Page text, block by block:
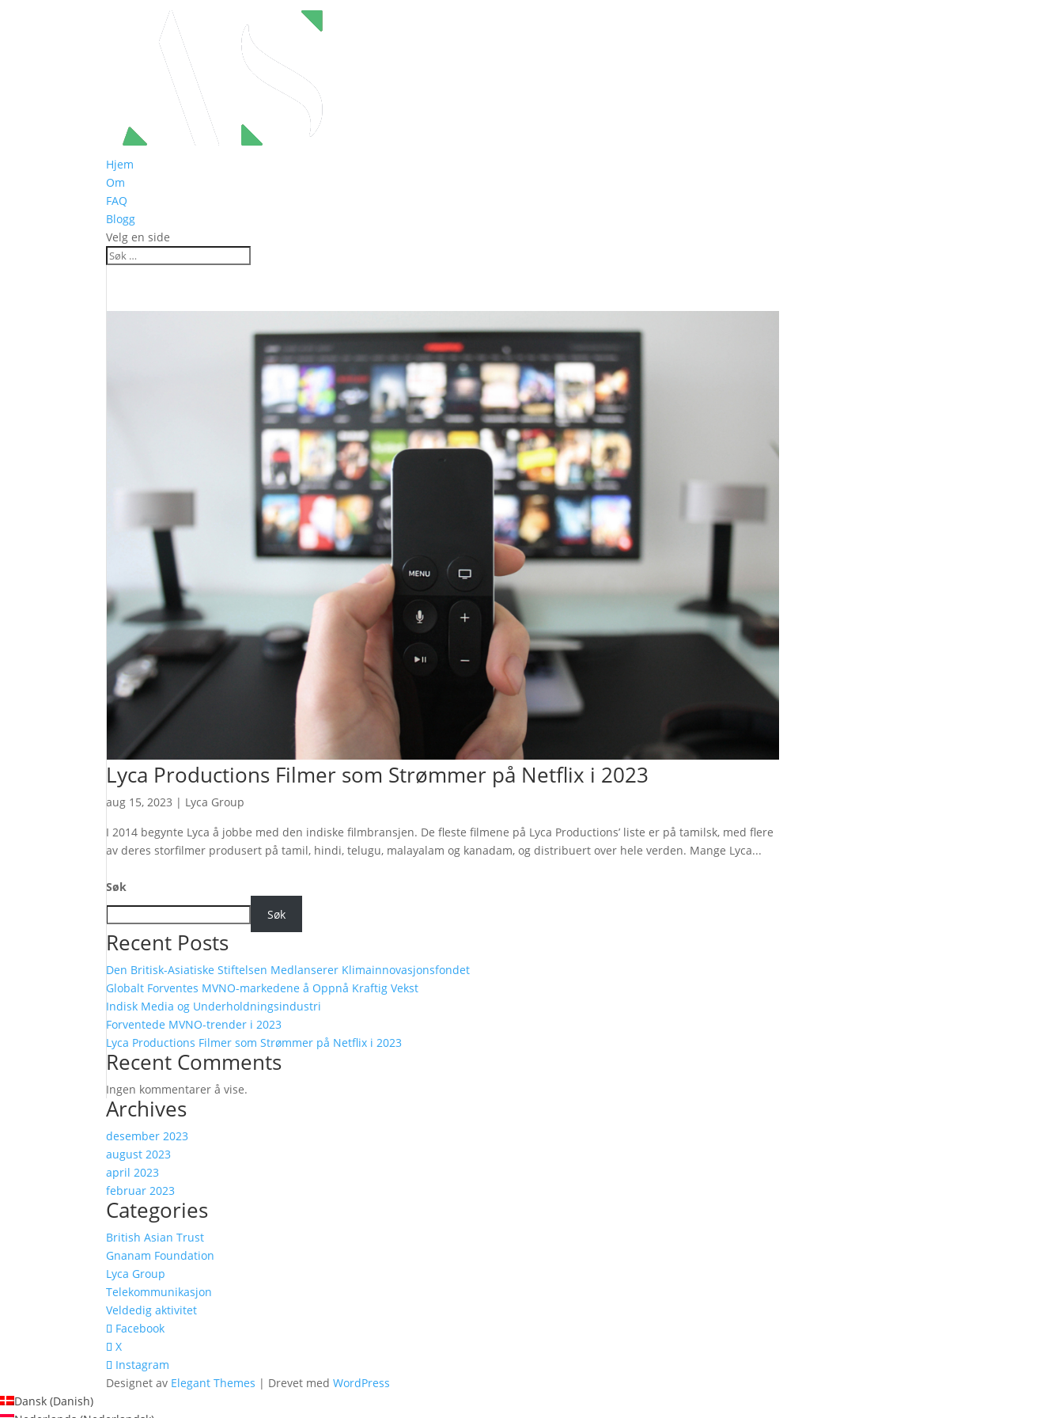
Hjem
Om
FAQ
Blogg
Velg en side
Lyca Productions Filmer som Strømmer på Netflix i 2023
aug 15, 2023 | Lyca Group
I 2014 begynte Lyca å jobbe med den indiske filmbransjen. De fleste filmene på Lyca Productions’ liste er på tamilsk, med flere
av deres storfilmer produsert på tamil, hindi, telugu, malayalam og kanadam, og distribuert over hele verden. Mange Lyca...
Søk
Søk
Recent Posts
Den Britisk-Asiatiske Stiftelsen Medlanserer Klimainnovasjonsfondet
Globalt Forventes MVNO-markedene å Oppnå Kraftig Vekst
Indisk Media og Underholdningsindustri
Forventede MVNO-trender i 2023
Lyca Productions Filmer som Strømmer på Netflix i 2023
Recent Comments
Ingen kommentarer å vise.
Archives
desember 2023
august 2023
april 2023
februar 2023
Categories
British Asian Trust
Gnanam Foundation
Lyca Group
Telekommunikasjon
Veldedig aktivitet
Facebook
X
Instagram
Designet av Elegant Themes | Drevet medWordPress
Dansk (Danish)